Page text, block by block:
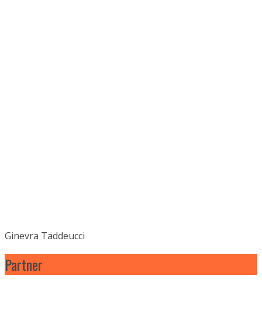
Ginevra Taddeucci
Partner